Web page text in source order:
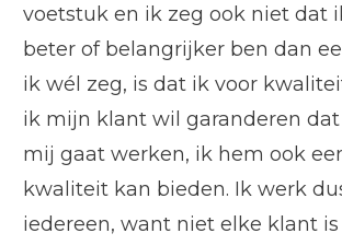
voetstuk en ik zeg ook niet dat
beter of belangrijker ben dan
ik wél zeg, is dat ik voor
ik mijn klant wil garanderen
mij gaat werken, ik hem ook
kwaliteit kan bieden. Ik werk
iedereen, want niet elke klant is